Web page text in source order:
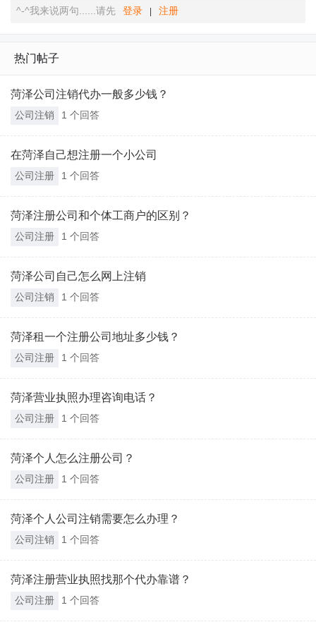
^-^我来说两句......请先 登录 注册
热门帖子
菏泽公司注销代办一般多少钱？
公司注销 1 个回答
在菏泽自己想注册一个小公司
公司注册 1 个回答
菏泽注册公司和个体工商户的区别？
公司注册 1 个回答
菏泽公司自己怎么网上注销
公司注销 1 个回答
菏泽租一个注册公司地址多少钱？
公司注册 1 个回答
菏泽营业执照办理咨询电话？
公司注册 1 个回答
菏泽个人怎么注册公司？
公司注册 1 个回答
菏泽个人公司注销需要怎么办理？
公司注销 1 个回答
菏泽注册营业执照找那个代办靠谱？
公司注册 1 个回答